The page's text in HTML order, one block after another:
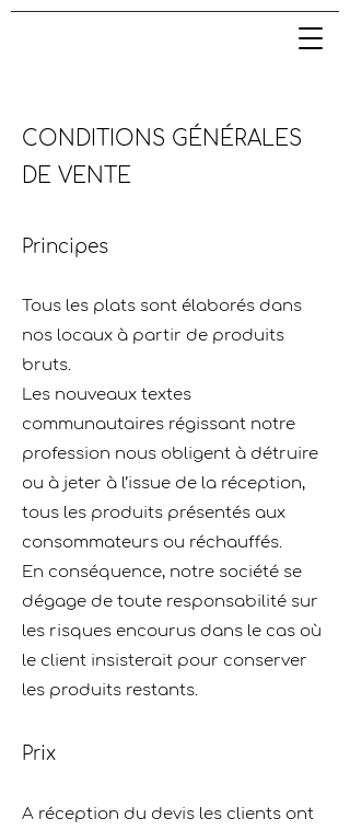
CONDITIONS GÉNÉRALES
DE VENTE
Principes
Tous les plats sont élaborés dans
nos locaux à partir de produits
bruts.
Les nouveaux textes
communautaires régissant notre
profession nous obligent à détruire
ou à jeter à l’issue de la réception,
tous les produits présentés aux
consommateurs ou réchauffés.
En conséquence, notre société se
dégage de toute responsabilité sur
les risques encourus dans le cas où
le client insisterait pour conserver
les produits restants.
Prix
A réception du devis les clients ont